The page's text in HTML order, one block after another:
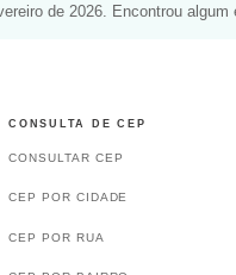
de 2026. Encontrou algum
CONSULTA DE CEP
CONSULTAR CEP
CEP POR CIDADE
CEP POR RUA